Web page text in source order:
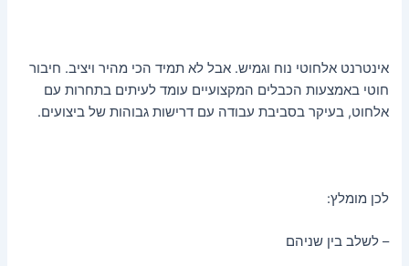
אינטרנט אלחוטי נוח וגמיש. אבל לא תמיד הכי מהיר ויציב. חיבור
חוטי באמצעות הכבלים המקצועיים עומד לעיתים בתחרות עם
אלחוט, בעיקר בסביבת עבודה עם דרישות גבוהות של ביצועים.
לכן מומלץ:
– לשלב בין שניהם